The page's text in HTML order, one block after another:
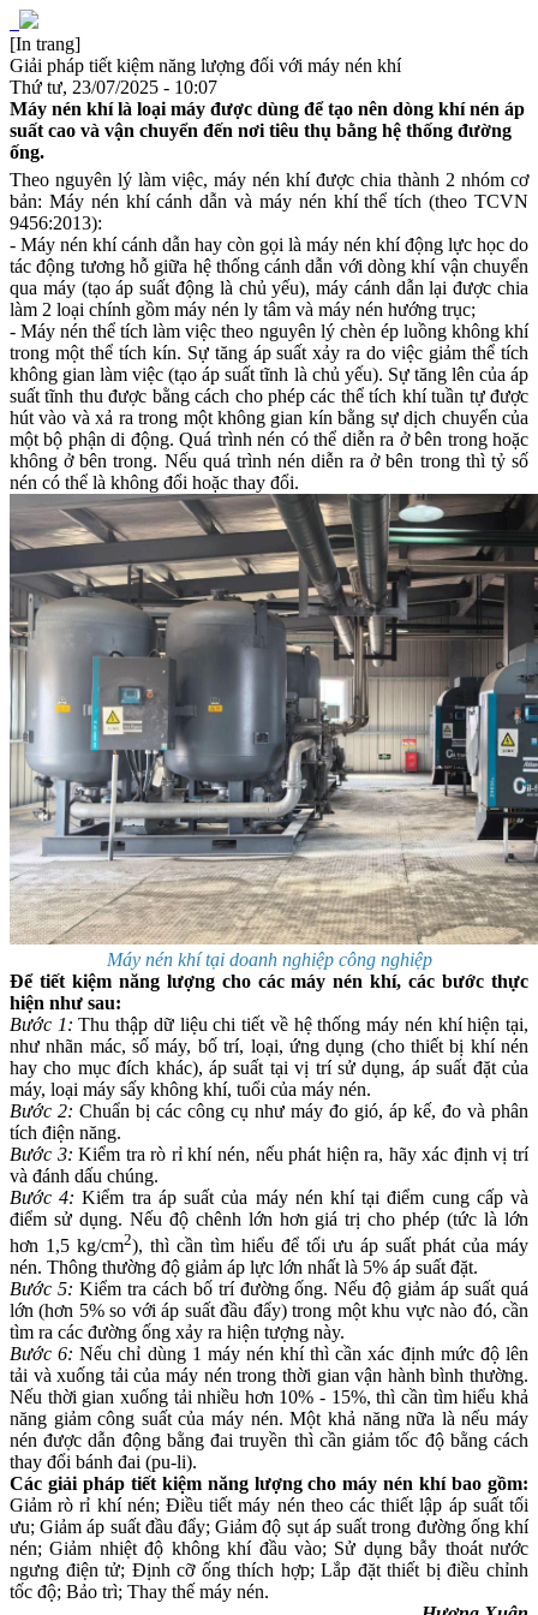
[In trang]
Giải pháp tiết kiệm năng lượng đối với máy nén khí
Thứ tư, 23/07/2025 - 10:07
Máy nén khí là loại máy được dùng để tạo nên dòng khí nén áp
suất cao và vận chuyển đến nơi tiêu thụ bằng hệ thống đường
ống.
Theo nguyên lý làm việc, máy nén khí được chia thành 2 nhóm cơ
bản: Máy nén khí cánh dẫn và máy nén khí thể tích (theo TCVN
9456:2013):
- Máy nén khí cánh dẫn hay còn gọi là máy nén khí động lực học do
tác động tương hỗ giữa hệ thống cánh dẫn với dòng khí vận chuyển
qua máy (tạo áp suất động là chủ yếu), máy cánh dẫn lại được chia
làm 2 loại chính gồm máy nén ly tâm và máy nén hướng trục;
- Máy nén thể tích làm việc theo nguyên lý chèn ép luồng không khí
trong một thể tích kín. Sự tăng áp suất xảy ra do việc giảm thể tích
không gian làm việc (tạo áp suất tĩnh là chủ yếu). Sự tăng lên của áp
suất tĩnh thu được bằng cách cho phép các thể tích khí tuần tự được
hút vào và xả ra trong một không gian kín bằng sự dịch chuyển của
một bộ phận di động. Quá trình nén có thể diễn ra ở bên trong hoặc
không ở bên trong. Nếu quá trình nén diễn ra ở bên trong thì tỷ số
nén có thể là không đổi hoặc thay đổi.
Máy nén khí tại doanh nghiệp công nghiệp
Để tiết kiệm năng lượng cho các máy nén khí, các bước thực
hiện như sau:
Bước 1: Thu thập dữ liệu chi tiết về hệ thống máy nén khí hiện tại,
như nhãn mác, số máy, bố trí, loại, ứng dụng (cho thiết bị khí nén
hay cho mục đích khác), áp suất tại vị trí sử dụng, áp suất đặt của
máy, loại máy sấy không khí, tuổi của máy nén.
Bước 2: Chuẩn bị các công cụ như máy đo gió, áp kế, đo và phân
tích điện năng.
Bước 3: Kiểm tra rò rỉ khí nén, nếu phát hiện ra, hãy xác định vị trí
và đánh dấu chúng.
Bước 4: Kiểm tra áp suất của máy nén khí tại điểm cung cấp và
điểm sử dụng. Nếu độ chênh lớn hơn giá trị cho phép (tức là lớn
hơn 1,5 kg/cm2), thì cần tìm hiểu để tối ưu áp suất phát của máy
nén. Thông thường độ giảm áp lực lớn nhất là 5% áp suất đặt.
Bước 5: Kiểm tra cách bố trí đường ống. Nếu độ giảm áp suất quá
lớn (hơn 5% so với áp suất đầu đẩy) trong một khu vực nào đó, cần
tìm ra các đường ống xảy ra hiện tượng này.
Bước 6: Nếu chỉ dùng 1 máy nén khí thì cần xác định mức độ lên
tải và xuống tải của máy nén trong thời gian vận hành bình thường.
Nếu thời gian xuống tải nhiều hơn 10% - 15%, thì cần tìm hiểu khả
năng giảm công suất của máy nén. Một khả năng nữa là nếu máy
nén được dẫn động bằng đai truyền thì cần giảm tốc độ bằng cách
thay đổi bánh đai (pu-li).
Các giải pháp tiết kiệm năng lượng cho máy nén khí bao gồm:
Giảm rò rỉ khí nén; Điều tiết máy nén theo các thiết lập áp suất tối
ưu; Giảm áp suất đầu đẩy; Giảm độ sụt áp suất trong đường ống khí
nén; Giảm nhiệt độ không khí đầu vào; Sử dụng bẫy thoát nước
ngưng điện tử; Định cỡ ống thích hợp; Lắp đặt thiết bị điều chỉnh
tốc độ; Bảo trì; Thay thế máy nén.